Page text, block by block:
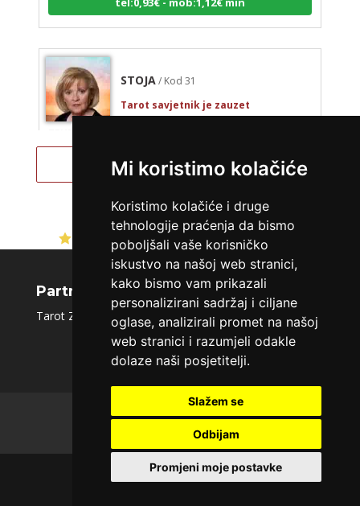
Mi koristimo kolačiće
Koristimo kolačiće i druge
tehnologije praćenja da bismo
poboljšali vaše korisničko
iskustvo na našoj web stranici,
kako bismo vam prikazali
personalizirani sadržaj i ciljane
oglase, analizirali promet na našoj
web stranici i razumjeli odakle
dolaze naši posjetitelji.
Slažem se
Odbijam
Promjeni moje postavke
TEHNIKE:
tel:0,93€ - mob:1,12€ min
ALBA / Kod 24
Tarot savjetnik je zauzet
TEHNIKE:
tarot, sudbinske karte, crowley, visak, molitve,
podizanje energije
Broj tel: 064/600-600
tel:0,93€ - mob:1,12€ min
/ Kod 52
Tarot savjetnik je slobodan
tarot
Pregled svih astro savjetnika
Ocjena: 4.7 / 5 (314 ocjena)
Partnerski portali
Tarot Zlatna Zora|Sms tarot|Moj Tarot|Tarot.hr
O nama
Polica privatnosti
Kontakt